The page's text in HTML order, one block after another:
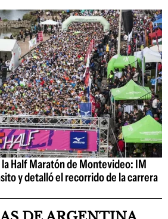
Half Maratón de Montevideo: IM
y detalló el recorrido de la carrera